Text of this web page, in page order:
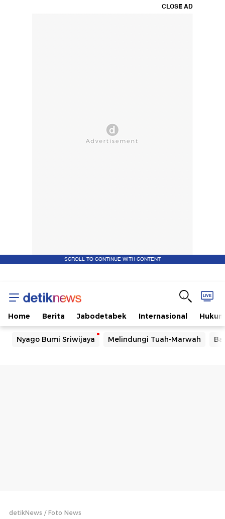
CLOSE AD
SCROLL TO CONTINUE WITH CONTENT
Home Berita Jabodetabek Internasional Hukum
Nyago Bumi Sriwijaya Melindungi Tuah-Marwah
detikNews Foto News